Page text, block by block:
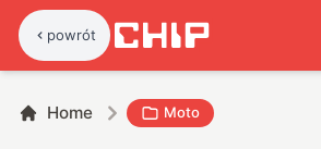
powrót
Home Moto